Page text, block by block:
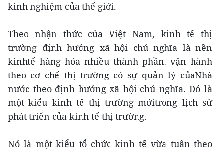
kinh nghiệm của thế giới.
Theo nhận thức của Việt Nam, kinh tế thị
trường định hướng xã hội chủ nghĩa là nền
kinhtế hàng hóa nhiều thành phần, vận hành
theo cơ chế thị trường có sự quản lý củaNhà
nước theo định hướng xã hội chủ nghĩa. Đó là
một kiểu kinh tế thị trường mớitrong lịch sử
phát triển của kinh tế thị trường.
Nó là một kiểu tổ chức kinh tế vừa tuân theo